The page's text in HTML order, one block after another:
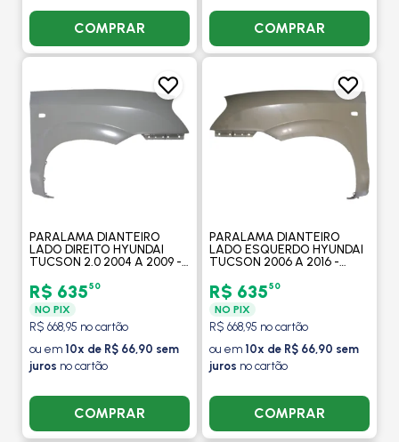
COMPRAR COMPRAR
PARALAMA DIANTEIRO
LADO DIREITO HYUNDAI
TUCSON 2.0 2004 A 2009 -
R$ 63550
NO PIX
R$ 668,95 no cartão
ou em 10x de R$ 66,90 sem
juros no cartão
COMPRAR
PARALAMA DIANTEIRO
LADO ESQUERDO HYUNDAI
TUCSON 2006 A 2016 -
R$ 63550
NO PIX
R$ 668,95 no cartão
ou em 10x de R$ 66,90 sem
juros no cartão
COMPRAR